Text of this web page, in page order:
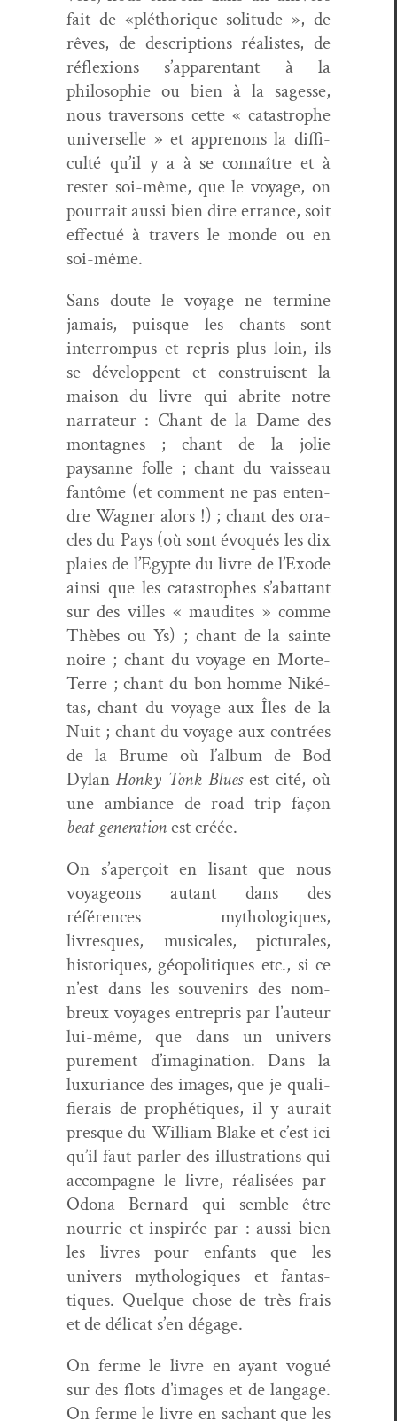
fait de «pléthorique soli­tude », de
rêves, de descrip­tions réal­istes, de
réflex­ions s’apparentant à la
philoso­phie ou bien à la sagesse,
nous tra­ver­sons cette « cat­a­stro­phe
uni­verselle » et apprenons la dif­fi­
culté qu’il y a à se con­naître et à
rester soi-même, que le voy­age, on
pour­rait aus­si bien dire errance, soit
effec­tué à tra­vers le monde ou en
soi-même.
Sans doute le voy­age ne ter­mine
jamais, puisque les chants sont
inter­rom­pus et repris plus loin, ils
se dévelop­pent et con­stru­isent la
mai­son du livre qui abrite notre
nar­ra­teur : Chant de la Dame des
mon­tagnes ; chant de la jolie
paysanne folle ; chant du vais­seau
fan­tôme (et com­ment ne pas enten­
dre Wag­n­er alors !) ; chant des ora­
cles du Pays (où sont évo­qués les dix
plaies de l’Egypte du livre de l’Exode
ain­si que les cat­a­stro­phes s’abattant
sur des villes « mau­dites » comme
Thèbes ou Ys) ; chant de la sainte
noire ; chant du voy­age en Morte-
Terre ; chant du bon homme Niké­
tas, chant du voy­age aux Îles de la
Nuit ; chant du voy­age aux con­trées
de la Brume où l’album de Bod
DylanHonky Tonk Bluesest cité, où
une ambiance de road trip façon
beat gen­er­a­tionest créée.
On s’aperçoit en lisant que nous
voy­a­geons autant dans des
références mythologiques,
livresques, musi­cales, pic­turales,
his­toriques, géopoli­tiques etc., si ce
n’est dans les sou­venirs des nom­
breux voy­ages entre­pris par l’auteur
lui-même, que dans un univers
pure­ment d’imagination. Dans la
lux­u­ri­ance des images, que je qual­i­
fierais de prophé­tiques, il y aurait
presque du William Blake et c’est ici
qu’il faut par­ler des illus­tra­tions qui
accom­pa­gne le livre, réal­isées par
Odona Bernard qui sem­ble être
nour­rie et inspirée par : aus­si bien
les livres pour enfants que les
univers mythologiques et fan­tas­
tiques. Quelque chose de très frais
et de déli­cat s’en dégage.
On ferme le livre en ayant vogué
sur des flots d’images et de lan­gage.
On ferme le livre en sachant que les